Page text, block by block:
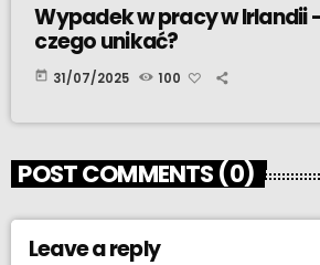
Wypadek w pracy w Irlandii
czego unikać?
today 31/07/2025 100
POST COMMENTS (0)
Leave a reply